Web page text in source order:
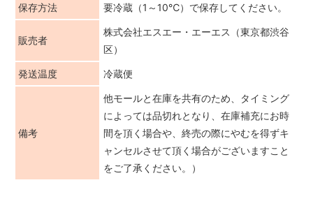
保存方法 要冷蔵（1～10℃）で保存してください。
販売者
株式会社エスエー・エーエス（東京都渋谷
区）
発送温度 冷蔵便
備考
他モールと在庫を共有のため、タイミング
によっては品切れとなり、在庫補充にお時
間を頂く場合や、終売の際にやむを得ずキ
ャンセルさせて頂く場合がございますこと
をご了承ください。）